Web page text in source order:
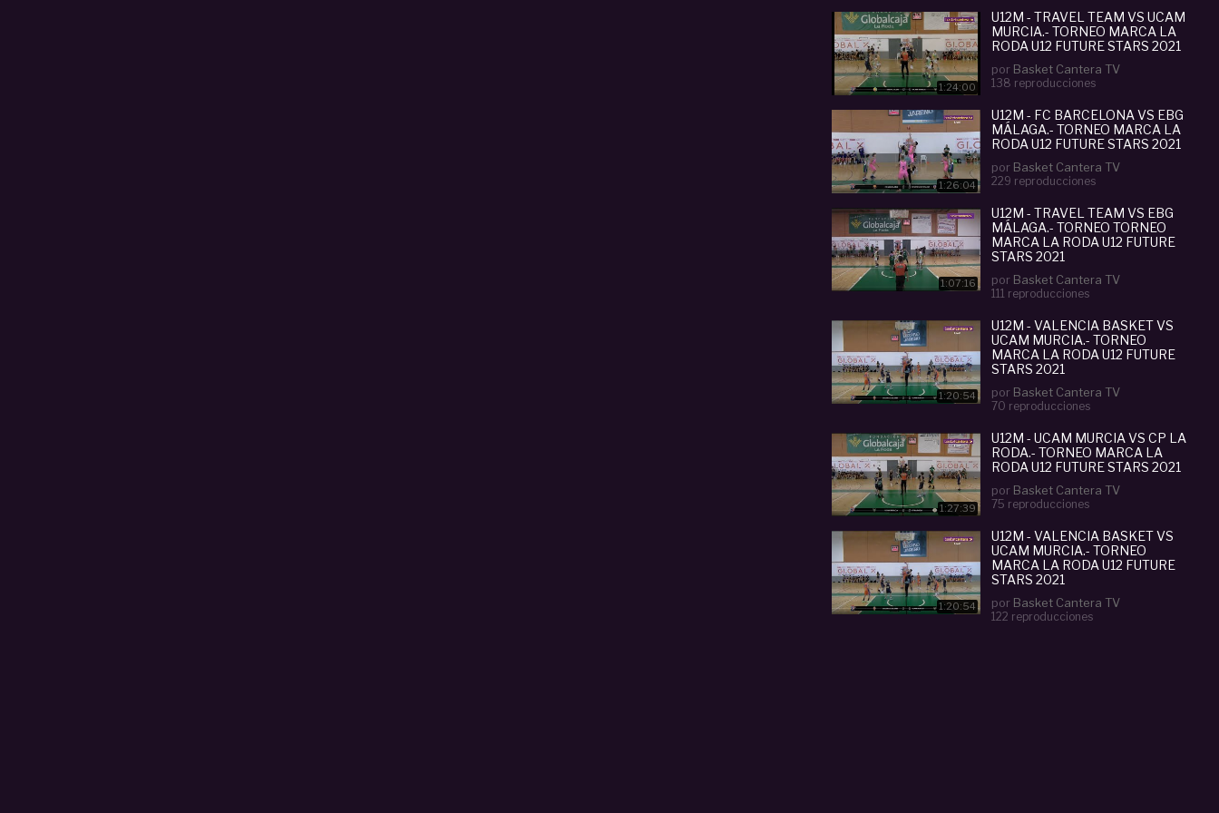
1:24:00
U12M - TRAVEL TEAM VS UCAM
MURCIA.- TORNEO MARCA LA
RODA U12 FUTURE STARS 2021
por Basket Cantera TV
138 reproducciones
1:26:04
U12M - FC BARCELONA VS EBG
MÁLAGA.- TORNEO MARCA LA
RODA U12 FUTURE STARS 2021
por Basket Cantera TV
229 reproducciones
1:07:16
U12M - TRAVEL TEAM VS EBG
MÁLAGA.- TORNEO TORNEO
MARCA LA RODA U12 FUTURE
STARS 2021
por Basket Cantera TV
111 reproducciones
1:20:54
U12M - VALENCIA BASKET VS
UCAM MURCIA.- TORNEO
MARCA LA RODA U12 FUTURE
STARS 2021
por Basket Cantera TV
70 reproducciones
1:27:39
U12M - UCAM MURCIA VS CP LA
RODA.- TORNEO MARCA LA
RODA U12 FUTURE STARS 2021
por Basket Cantera TV
75 reproducciones
1:20:54
U12M - VALENCIA BASKET VS
UCAM MURCIA.- TORNEO
MARCA LA RODA U12 FUTURE
STARS 2021
por Basket Cantera TV
122 reproducciones